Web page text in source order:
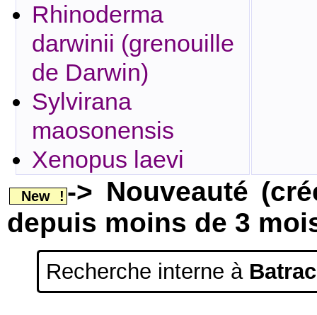
Rhinoderma
darwinii (grenouille
de Darwin)
Sylvirana
maosonensis
Xenopus laevi
New ! -> Nouveauté
depuis moins de 3
Recherche interne à